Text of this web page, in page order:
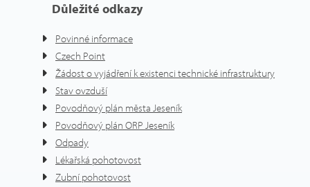
Důležité odkazy
Povinné informace
Czech Point
Žádost o vyjádření k existenci technické infrastruktury
Stav ovzduší
Povodňový plán města Jeseník
Povodňový plán ORP Jeseník
Odpady
Lékařská pohotovost
Zubní pohotovost